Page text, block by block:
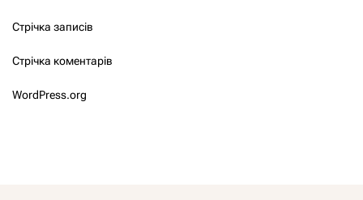
Стрічка записів
Стрічка коментарів
WordPress.org